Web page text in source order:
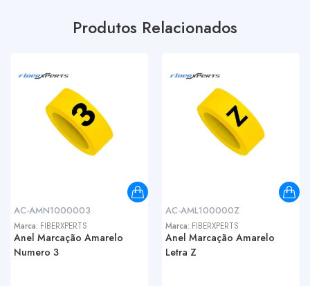
Produtos Relacionados
AC-AMN1000003
Marca: FIBERXPERTS
Anel Marcação Amarelo
Numero 3
AC-AML100000Z
Marca: FIBERXPERTS
Anel Marcação Amarelo
Letra Z